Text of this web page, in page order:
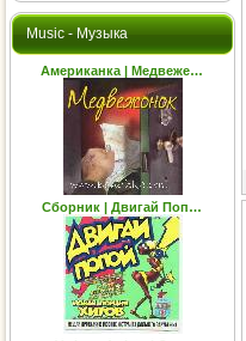
Music - Музыка
Американка | Медвеже…
Сборник | Двигай Поп…